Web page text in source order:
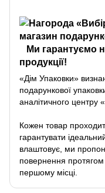
Ми гарантуємо
продукції!
«Дім Упаковки»
подарункової
аналітичного центру
Кожен товар
гарантувати
влаштовує, ми
повернення
першому місці.